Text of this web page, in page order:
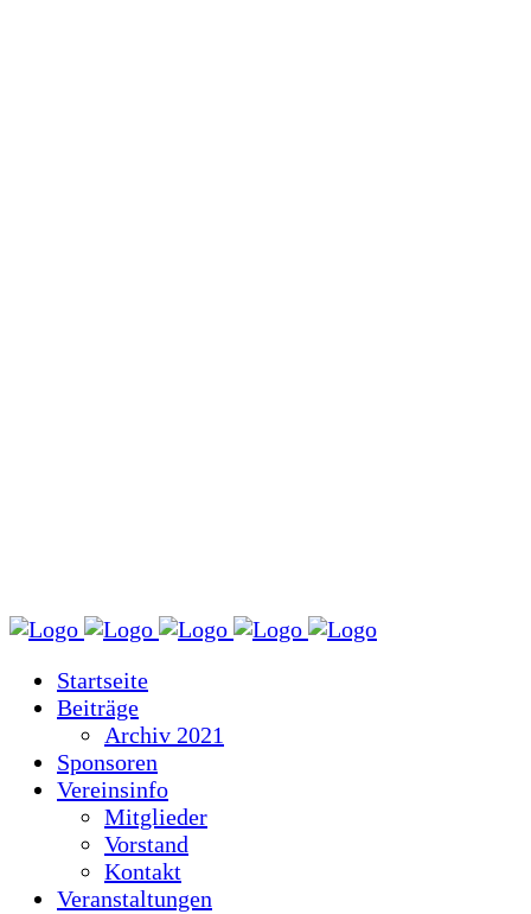
Startseite
Beiträge
Archiv 2021
Sponsoren
Vereinsinfo
Mitglieder
Vorstand
Kontakt
Veranstaltungen